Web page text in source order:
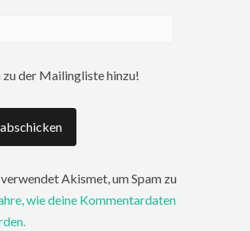
zu der Mailingliste hinzu!
Akismet, um Spam zu
wie deine Kommentardaten